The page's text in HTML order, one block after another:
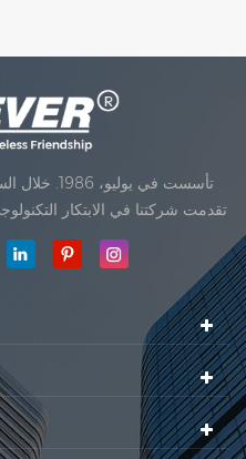
حققت شركتنا هدف الجودة
مقياس